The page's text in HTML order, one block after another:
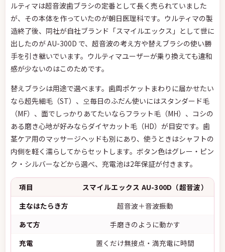
ルティマは超音波歯ブラシの定番として長く売られていました
が、その本体を作っていたのが朝日医理科です。ウルティマの製
造終了後、同社が自社ブランド「スマイルエックス」として世に
出したのが AU-300D で、超音波の考え方や替えブラシの使い勝
手を引き継いでいます。ウルティマユーザーが乗り換えても違和
感が少ないのはこのためです。
替えブラシは用途で選べます。歯周ポケットまわりに届かせたい
なら超先細毛（ST）、오毎日のふだん使いにはスタンダード毛
（MF）、面でしっかりあてたいならフラット毛（MH）、コシの
ある磨き心地が好みならダイヤカット毛（HD）が目安です。歯
茎ケア用のマッサージヘッドも別にあり、使うときはシャフトの
内側を軽く濡らしてからセットします。ボタン色はグレー・ピン
ク・シルバーなどから選べ、充電池は2年保証が付きます。
項目 スマイルエックス AU-300D（超音波）
主なはたらき方
超音波＋音波振動
あて方
手磨きのように動かす
充電
置くだけ無接点・満充電に時間